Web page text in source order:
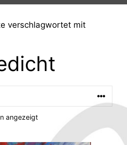
verschlagwortet mit
angezeigt